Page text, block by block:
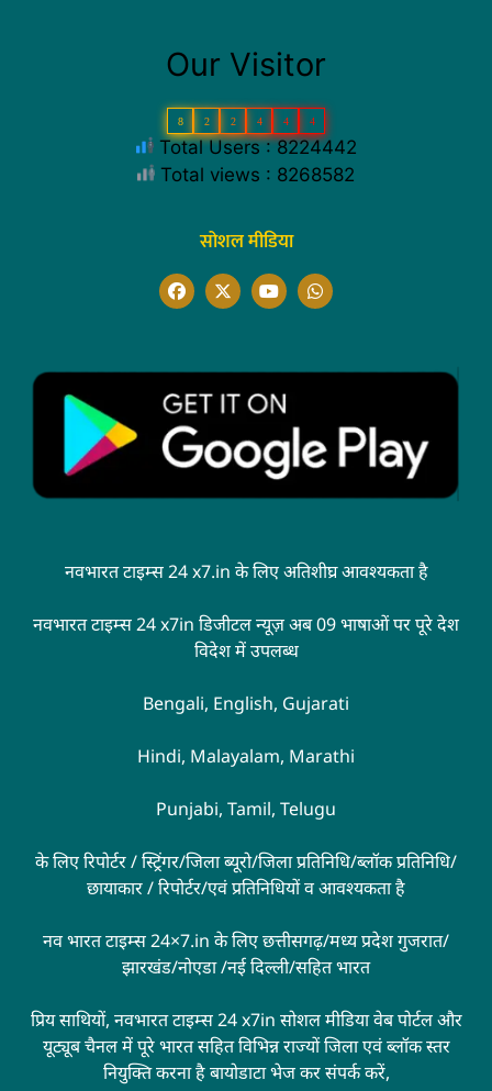
Our Visitor
8 2 2 4 4 4
Total Users : 8224442
Total views : 8268582
सोशल मीडिया
नवभारत टाइम्स 24 x7.in के लिए अतिशीघ्र आवश्यकता है
नवभारत टाइम्स 24 x7in डिजीटल न्यूज़ अब 09 भाषाओं पर पूरे देश
विदेश में उपलब्ध
Bengali, English, Gujarati
Hindi, Malayalam, Marathi
Punjabi, Tamil, Telugu
के लिए रिपोर्टर / स्ट्रिंगर/जिला ब्यूरो/जिला प्रतिनिधि/ब्लॉक प्रतिनिधि/
छायाकार / रिपोर्टर/एवं प्रतिनिधियों व आवश्यकता है
नव भारत टाइम्स 24×7.in के लिए छत्तीसगढ़/मध्य प्रदेश गुजरात/
झारखंड/नोएडा /नई दिल्ली/सहित भारत
प्रिय साथियों, नवभारत टाइम्स 24 x7in सोशल मीडिया वेब पोर्टल और
यूट्यूब चैनल में पूरे भारत सहित विभिन्न राज्यों जिला एवं ब्लॉक स्तर
नियुक्ति करना है बायोडाटा भेज कर संपर्क करें,